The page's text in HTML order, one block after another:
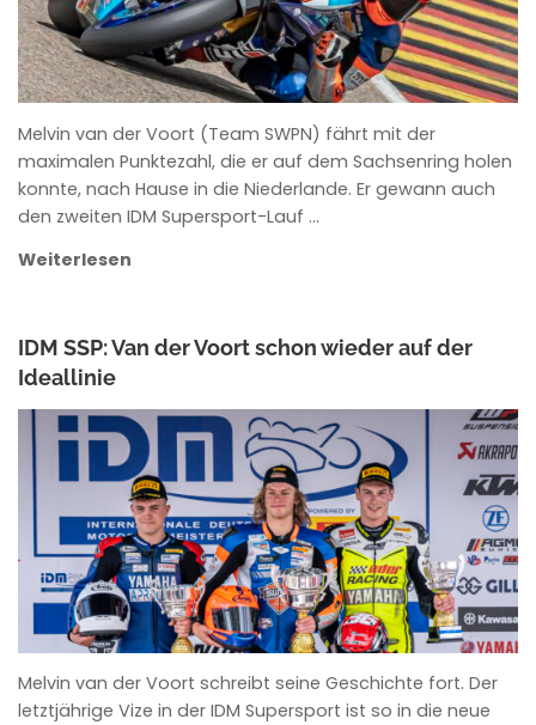
Melvin van der Voort (Team SWPN) fährt mit der
maximalen Punktezahl, die er auf dem Sachsenring holen
konnte, nach Hause in die Niederlande. Er gewann auch
den zweiten IDM Supersport-Lauf …
Weiterlesen
IDM SSP: Van der Voort schon wieder auf der
Ideallinie
ANKE WIECZOREK
Melvin van der Voort schreibt seine Geschichte fort. Der
letztjährige Vize in der IDM Supersport ist so in die neue